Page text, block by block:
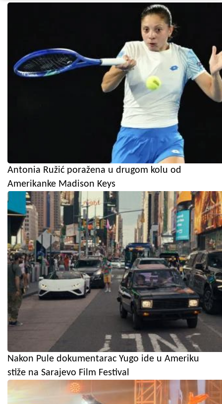
Antonia Ružić poražena u drugom kolu od
Amerikanke Madison Keys
Nakon Pule dokumentarac Yugo ide u Ameriku
stiže na Sarajevo Film Festival